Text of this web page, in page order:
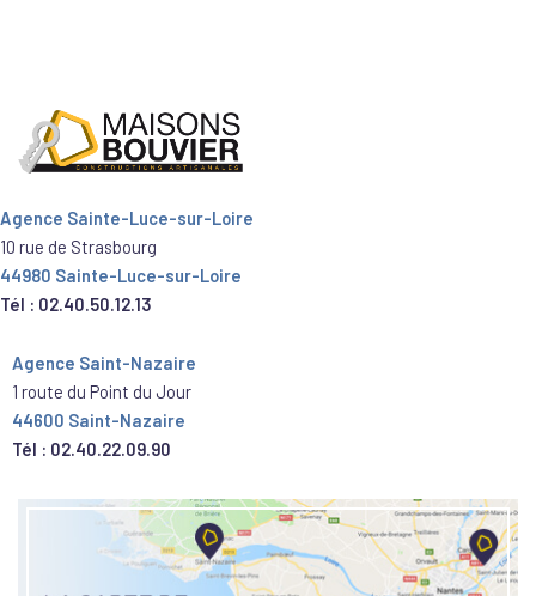
Agence Sainte-Luce-sur-Loire
10 rue de Strasbourg
44980 Sainte-Luce-sur-Loire
Tél : 02.40.50.12.13
Agence Saint-Nazaire
1 route du Point du Jour
44600 Saint-Nazaire
Tél : 02.40.22.09.90